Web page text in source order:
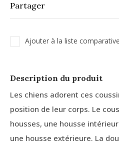
Partager
Ajouter à la liste comparative
Description du produit
Les chiens adorent ces
position de leur corps. Le
housses, une housse
une housse extérieure. La